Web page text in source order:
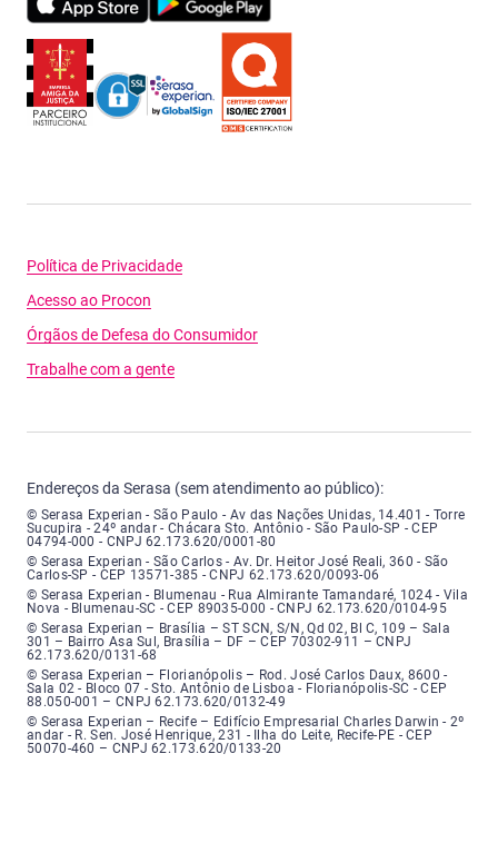
Política de Privacidade
Acesso ao Procon
Órgãos de Defesa do Consumidor
Trabalhe com a gente
Endereços da Serasa (sem atendimento ao público):
Serasa Experian - São Paulo - Endereço: Avenida das Nações Unidas,
© Serasa Experian - São Paulo - Av das Nações Unidas, 14.401 - Torre
Sucupira - 24º andar - Chácara Sto. Antônio - São Paulo-SP - CEP
04794-000 - CNPJ 62.173.620/0001-80
Serasa Experian - São Carlos - Endereço: Avenida Doutor Heitor José
© Serasa Experian - São Carlos - Av. Dr. Heitor José Reali, 360 - São
Carlos-SP - CEP 13571-385 - CNPJ 62.173.620/0093-06
Serasa Experian - Blumenau - Endereço: Rua Almirante Tamandaré,
© Serasa Experian - Blumenau - Rua Almirante Tamandaré, 1024 - Vila
Nova - Blumenau-SC - CEP 89035-000 - CNPJ 62.173.620/0104-95
Serasa Experian - Brasília, Endereço: Setor Comercial Norte, sem
© Serasa Experian – Brasília – ST SCN, S/N, Qd 02, Bl C, 109 – Sala
301 – Bairro Asa Sul, Brasília – DF – CEP 70302-911 – CNPJ
62.173.620/0131-68
Serasa Experian - Florianópolis, Endereço: Rodovia José Carlos, número
© Serasa Experian – Florianópolis – Rod. José Carlos Daux, 8600 -
Sala 02 - Bloco 07 - Sto. Antônio de Lisboa - Florianópolis-SC - CEP
88.050-001 – CNPJ 62.173.620/0132-49
Serasa Experian - Recife, Endereço: Edifício Empresarial Charles Darwin,
© Serasa Experian – Recife – Edifício Empresarial Charles Darwin - 2º
andar - R. Sen. José Henrique, 231 - Ilha do Leite, Recife-PE - CEP
50070-460 – CNPJ 62.173.620/0133-20